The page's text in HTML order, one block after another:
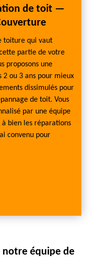
de toit —
toiture qui vaut
partie de votre
proposons une
ou 3 ans pour mieux
dissimulés pour
de toit. Vous
par une équipe
à bien les réparations
convenu pour
notre équipe de